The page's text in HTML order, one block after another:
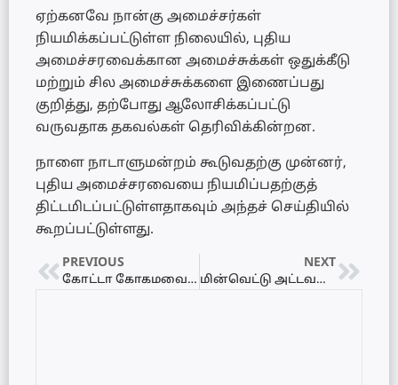
ஏற்கனவே நான்கு அமைச்சர்கள்
நியமிக்கப்பட்டுள்ள நிலையில், புதிய
அமைச்சரவைக்கான அமைச்சுக்கள் ஒதுக்கீடு
மற்றும் சில அமைச்சுக்களை இணைப்பது
குறித்து, தற்போது ஆலோசிக்கப்பட்டு
வருவதாக தகவல்கள் தெரிவிக்கின்றன.
நாளை நாடாளுமன்றம் கூடுவதற்கு முன்னர்,
புதிய அமைச்சரவையை நியமிப்பதற்குத்
திட்டமிடப்பட்டுள்ளதாகவும் அந்தச் செய்தியில்
கூறப்பட்டுள்ளது.
PREVIOUS
கோட்டா கோகமவை பராமரிக்க குழு அமைத்தார் ரணில்
NEXT
மின்வெட்டு அட்டவணை 16.05.2022 – Power Interruption Schedule